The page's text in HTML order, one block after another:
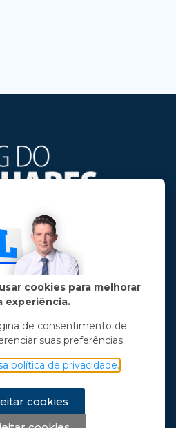
estudou filosofia
em ciência política
Notícias
Opinião
Chama o Linhares
cookies para melhorar
experiência.
de consentimento de
suas preferências.
política de privacidade.
cookies